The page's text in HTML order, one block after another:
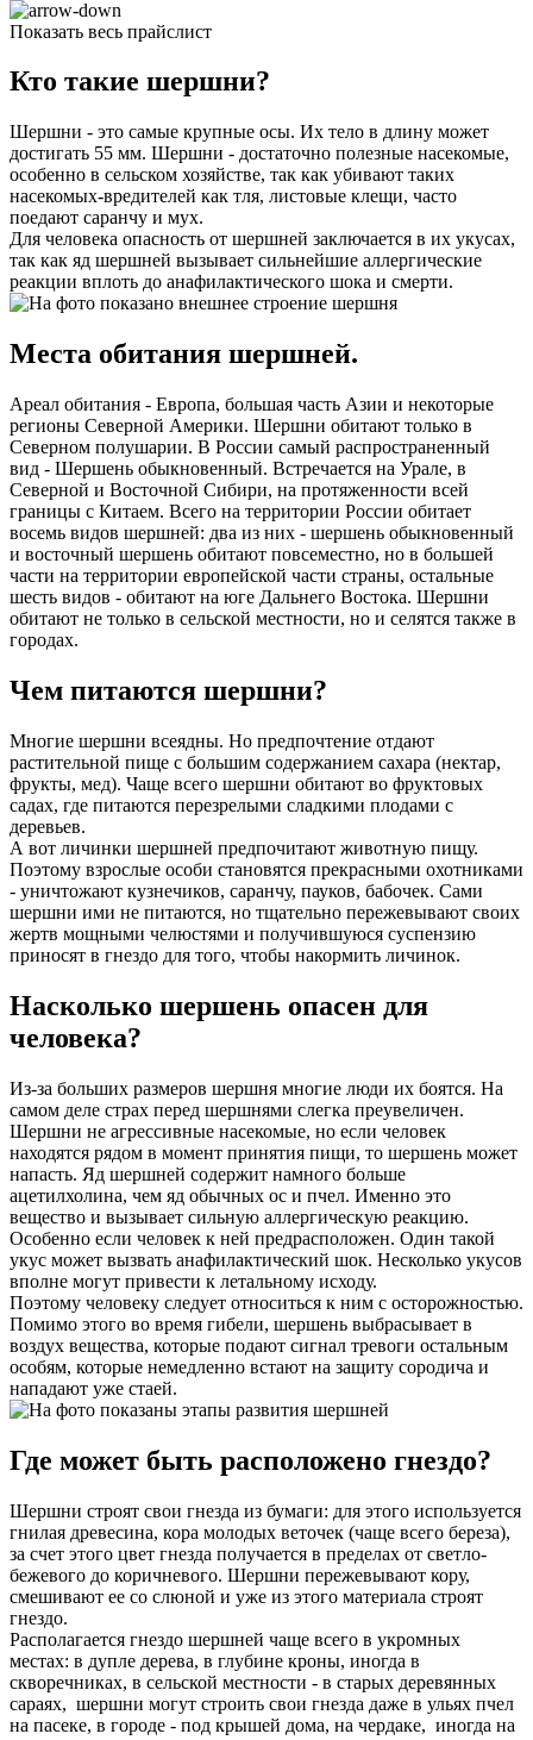
Показать весь прайслист
Кто такие шершни?
Шершни - это самые крупные осы. Их тело в длину может
достигать 55 мм. Шершни - достаточно полезные насекомые,
особенно в сельском хозяйстве, так как убивают таких
насекомых-вредителей как тля, листовые клещи, часто
поедают саранчу и мух.
Для человека опасность от шершней заключается в их укусах,
так как яд шершней вызывает сильнейшие аллергические
реакции вплоть до анафилактического шока и смерти.
Места обитания шершней.
Ареал обитания - Европа, большая часть Азии и некоторые
регионы Северной Америки. Шершни обитают только в
Северном полушарии. В России самый распространенный
вид - Шершень обыкновенный. Встречается на Урале, в
Северной и Восточной Сибири, на протяженности всей
границы с Китаем. Всего на территории России обитает
восемь видов шершней: два из них - шершень обыкновенный
и восточный шершень обитают повсеместно, но в большей
части на территории европейской части страны, остальные
шесть видов - обитают на юге Дальнего Востока. Шершни
обитают не только в сельской местности, но и селятся также в
городах.
Чем питаются шершни?
Многие шершни всеядны. Но предпочтение отдают
растительной пище с большим содержанием сахара (нектар,
фрукты, мед). Чаще всего шершни обитают во фруктовых
садах, где питаются перезрелыми сладкими плодами с
деревьев.
А вот личинки шершней предпочитают животную пищу.
Поэтому взрослые особи становятся прекрасными охотниками
- уничтожают кузнечиков, саранчу, пауков, бабочек. Сами
шершни ими не питаются, но тщательно пережевывают своих
жертв мощными челюстями и получившуюся суспензию
приносят в гнездо для того, чтобы накормить личинок.
Насколько шершень опасен для
человека?
Из-за больших размеров шершня многие люди их боятся. На
самом деле страх перед шершнями слегка преувеличен.
Шершни не агрессивные насекомые, но если человек
находятся рядом в момент принятия пищи, то шершень может
напасть. Яд шершней содержит намного больше
ацетилхолина, чем яд обычных ос и пчел. Именно это
вещество и вызывает сильную аллергическую реакцию.
Особенно если человек к ней предрасположен. Один такой
укус может вызвать анафилактический шок. Несколько укусов
вполне могут привести к летальному исходу.
Поэтому человеку следует относиться к ним с осторожностью.
Помимо этого во время гибели, шершень выбрасывает в
воздух вещества, которые подают сигнал тревоги остальным
особям, которые немедленно встают на защиту сородича и
нападают уже стаей.
Где может быть расположено гнездо?
Шершни строят свои гнезда из бумаги: для этого используется
гнилая древесина, кора молодых веточек (чаще всего береза),
за счет этого цвет гнезда получается в пределах от светло-
бежевого до коричневого. Шершни пережевывают кору,
смешивают ее со слюной и уже из этого материала строят
гнездо.
Располагается гнездо шершней чаще всего в укромных
местах: в дупле дерева, в глубине кроны, иногда в
скворечниках, в сельской местности - в старых деревянных
сараях, шершни могут строить свои гнезда даже в ульях пчел
на пасеке, в городе - под крышей дома, на чердаке, иногда на